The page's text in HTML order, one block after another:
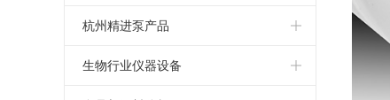
气动隔膜泵
立式超低温 冰箱 -86ºC
定制类型产品
水分测定仪
kern分析天平
杭州精进泵产品
精睿不锈钢高温高精度进料泵
生物行业仪器设备